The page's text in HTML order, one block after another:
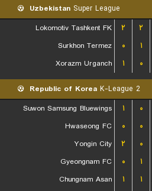
Uzbekistan Super League
Lokomotiv Tashkent FK
۲ ۲
Surkhon Termez
۰ ۱
Xorazm Urganch
۱ ۰
Republic of Korea K-League 2
Suwon Samsung Bluewings
۱ ۰
Hwaseong FC
۰ ۰
Yongin City
۲ ۰
Gyeongnam FC
۰ ۱
Chungnam Asan
۱ ۱